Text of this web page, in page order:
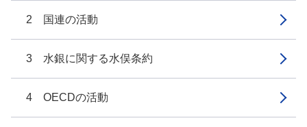
2 国連の活動
3 水銀に関する水俣条約
4 OECDの活動